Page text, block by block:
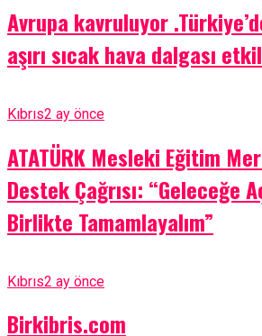
Avrupa kavruluyor
aşırı sıcak hava dalgası
Kıbrıs2 ay önce
ATATÜRK Mesleki Eğitim
Destek Çağrısı: “Geleceğe
Birlikte Tamamlayalım”
Kıbrıs2 ay önce
Birkibris.com